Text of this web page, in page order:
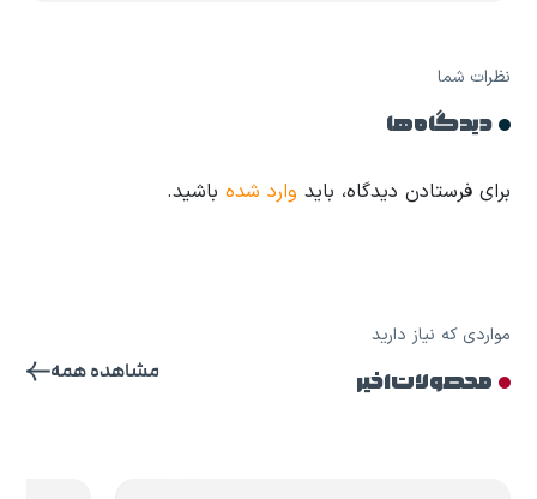
نظرات شما
دیدگاه ها
برای فرستادن دیدگاه، باید وارد شده باشید.
مواردی که نیاز دارید
محصولات اخیر مشاهده همه